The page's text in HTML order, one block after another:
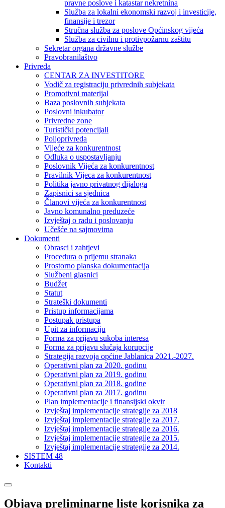
pravne poslove i katastar nekretnina
Služba za lokalni ekonomski razvoj i investicije,
finansije i trezor
Stručna služba za poslove Općinskog vijeća
Služba za civilnu i protivpožarnu zaštitu
Sekretar organa državne službe
Pravobranilaštvo
Privreda
CENTAR ZA INVESTITORE
Vodič za registraciju privrednih subjekata
Promotivni materijal
Baza poslovnih subjekata
Poslovni inkubator
Privredne zone
Turistički potencijali
Poljoprivreda
Vijeće za konkurentnost
Odluka o uspostavljanju
Poslovnik Vijeća za konkurentnost
Pravilnik Vijeca za konkurentnost
Politika javno privatnog dijaloga
Zapisnici sa sjednica
Članovi vijeća za konkurentnost
Javno komunalno preduzeće
Izvještaj o radu i poslovanju
Učešće na sajmovima
Dokumenti
Obrasci i zahtjevi
Procedura o prijemu stranaka
Prostorno planska dokumentacija
Službeni glasnici
Budžet
Statut
Strateški dokumenti
Pristup informacijama
Postupak pristupa
Upit za informaciju
Forma za prijavu sukoba interesa
Forma za prijavu slučaja korupcije
Strategija razvoja općine Jablanica 2021.-2027.
Operativni plan za 2020. godinu
Operativni plan za 2019. godinu
Operativni plan za 2018. godine
Operativni plan za 2017. godinu
Plan implementacije i finansijski okvir
Izvještaj implementacije strategije za 2018
Izvještaj implementacije strategije za 2017.
Izvještaj implementacije strategije za 2016.
Izvještaj implementacije strategije za 2015.
Izvještaj implementacije strategije za 2014.
SISTEM 48
Kontakti
Objava preliminarne liste korisnika za